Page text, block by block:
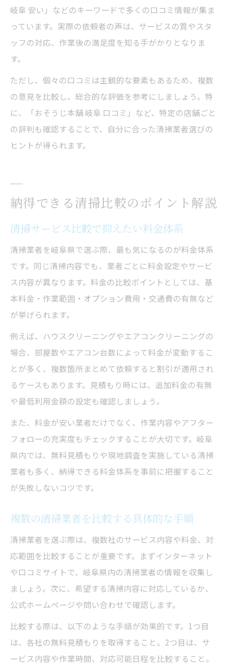
岐阜 安い」などのキーワードで多くの口コミ情報が集ま
っています。実際の依頼者の声は、サービスの質やスタ
ッフの対応、作業後の満足度を知る手がかりとなりま
す。
ただし、個々の口コミは主観的な要素もあるため、複数
の意見を比較し、総合的な評価を参考にしましょう。特
に、「おそうじ本舗 岐阜 口コミ」など、特定の店舗ごと
の評判も確認することで、自分に合った清掃業者選びの
ヒントが得られます。
納得できる清掃比較のポイント解説
清掃サービス比較で抑えたい料金体系
清掃業者を岐阜県で選ぶ際、最も気になるのが料金体系
です。同じ清掃内容でも、業者ごとに料金設定やサービ
ス内容が異なります。料金の比較ポイントとしては、基
本料金・作業範囲・オプション費用・交通費の有無など
が挙げられます。
例えば、ハウスクリーニングやエアコンクリーニングの
場合、部屋数やエアコン台数によって料金が変動するこ
とが多く、複数箇所まとめて依頼すると割引が適用され
るケースもあります。見積もり時には、追加料金の有無
や最低利用金額の設定も確認しましょう。
また、料金が安い業者だけでなく、作業内容やアフター
フォローの充実度もチェックすることが大切です。岐阜
県内では、無料見積もりや現地調査を実施している清掃
業者も多く、納得できる料金体系を事前に把握すること
が失敗しないコツです。
複数の清掃業者を比較する具体的な手順
清掃業者を選ぶ際は、複数社のサービス内容や料金、対
応範囲を比較することが重要です。まずインターネット
や口コミサイトで、岐阜県内の清掃業者の情報を収集し
ましょう。次に、希望する清掃内容に対応しているか、
公式ホームページや問い合わせで確認します。
比較する際は、以下のような手順が効果的です。1つ目
は、各社の無料見積もりを取得すること。2つ目は、サ
ービス内容や作業時間、対応可能日程を比較すること。